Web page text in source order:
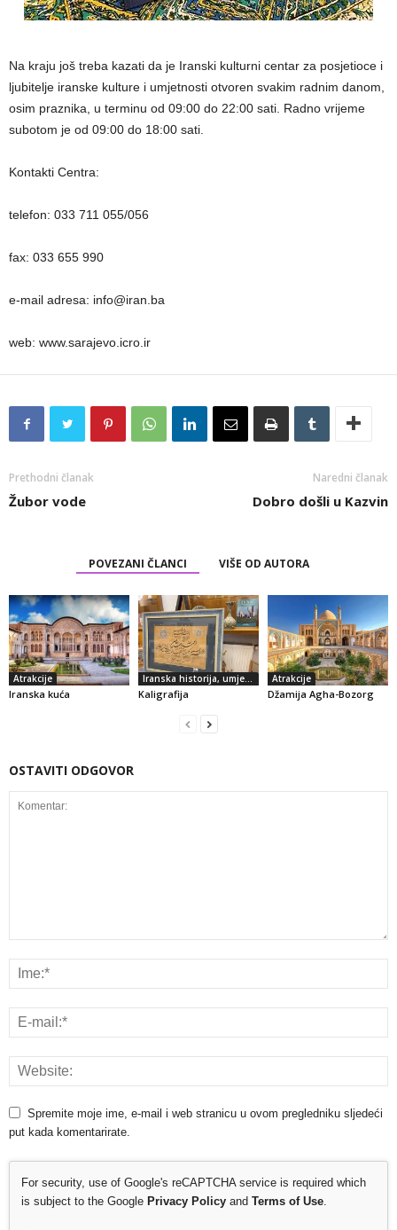
Na kraju još treba kazati da je Iranski kulturni centar za posjetioce i
ljubitelje iranske kulture i umjetnosti otvoren svakim radnim danom,
osim praznika, u terminu od 09:00 do 22:00 sati. Radno vrijeme
subotom je od 09:00 do 18:00 sati.
Kontakti Centra:
telefon: 033 711 055/056
fax: 033 655 990
e-mail adresa: info@iran.ba
web: www.sarajevo.icro.ir
Prethodni članak
Žubor vode
Naredni članak
Dobro došli u Kazvin
POVEZANI ČLANCI VIŠE OD AUTORA
Atrakcije
Iranska kuća
Iranska historija, umjetnost i kultura
Kaligrafija
Atrakcije
Džamija Agha-Bozorg
OSTAVITI ODGOVOR
Spremite moje ime, e-mail i web stranicu u ovom pregledniku sljedeći
put kada komentarirate.
For security, use of Google's reCAPTCHA service is required which
is subject to the Google Privacy Policy and Terms of Use